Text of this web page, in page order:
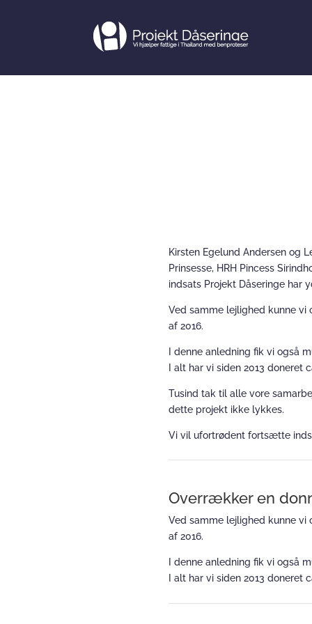
Kirsten Egelund Andersen og
Prinsesse, HRH Pincess
indsats Projekt Dåseringe har
Ved samme lejlighed kunne vi
af 2016.
I denne anledning fik vi også
I alt har vi siden 2013 doneret
Tusind tak til alle vore
dette projekt ikke lykkes.
Vi vil ufortrødent fortsætte
Overrækker en
Ved samme lejlighed kunne vi
af 2016.
I denne anledning fik vi også
I alt har vi siden 2013 doneret